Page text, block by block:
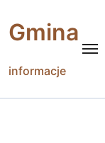
content
Gmina
informacje